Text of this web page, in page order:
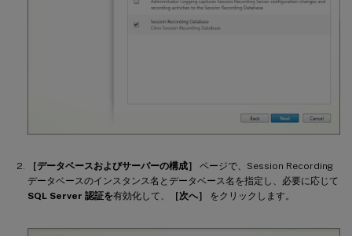
［データベースおよびサーバーの構成］
ページで、Session Recording
データベースのインスタンス名とデータベース名を指定し、必要に応じて
SQL Server 認証を有効化して、 ［次へ］ をクリックします。